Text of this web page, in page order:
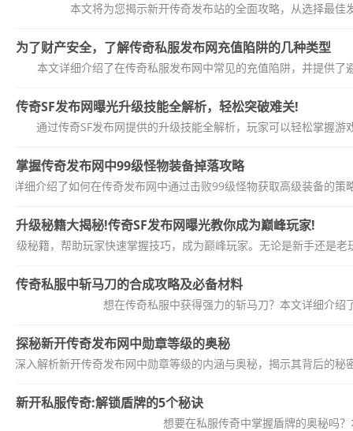
本文将为您揭示新开传奇发布站的全面攻略，从选择最
为了财产安全，了解传奇私服发布网充值陷阱的几种类型
本文详细介绍了在传奇私服发布网中常见的充值陷阱，并提供
传奇SF发布网曝光升级技能全解析，轻松突破难关!
通过传奇SF发布网提供的升级技能全解析，玩家可以轻松掌握
掌握传奇发布网中99级怪物装备掉落攻略
详细介绍了如何在传奇发布网中通过击败99级怪物获取高级装备的
升级秘籍大揭秘!传奇SF发布网曝光教你成为巅峰玩家!
升级秘籍，帮助玩家快速掌握技巧，成为巅峰玩家。无论是新手还是
传奇私服中斩马刀的合成攻略及必备材料
想在传奇私服中获得强力的斩马刀？本文详细介
探秘新开传奇发布网中勋章等级的奥秘
将深入解析新开传奇发布网中勋章等级的内涵与奥秘，揭示其背后的
新开私服传奇:解锁盾牌的5个秘诀
想要在私服传奇中掌握盾牌的奥秘吗